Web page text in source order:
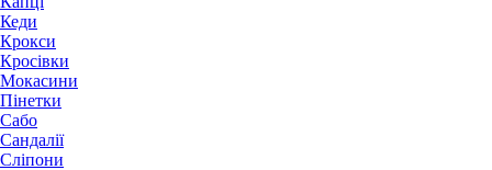
Кеди
Крокси
Кросівки
Мокасини
Пінетки
Сабо
Сандалії
Сліпони